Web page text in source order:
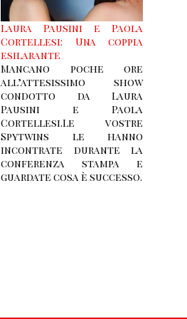
Laura Pausini e Paola
Cortellesi: Una coppia
esilarante
Mancano poche ore
all’attesissimo show
condotto da Laura
Pausini e Paola
Cortellesi.Le vostre
Spytwins le hanno
incontrate durante la
conferenza stampa e
guardate cosa è successo.